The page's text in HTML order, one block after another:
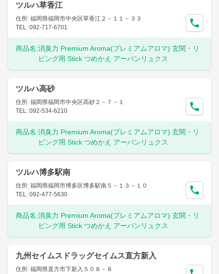
ツルハ草香江
住所: 福岡県福岡市中央区草香江２－１１－３３
TEL: 092-717-6701
商品名:消臭力 Premium Aroma(プレミアムアロマ) 玄関・リ
ビング用 Stick つめかえ アーバンリュクス
ツルハ高砂
住所: 福岡県福岡市中央区高砂２－７－１
TEL: 092-534-6210
商品名:消臭力 Premium Aroma(プレミアムアロマ) 玄関・リ
ビング用 Stick つめかえ アーバンリュクス
ツルハ博多駅南
住所: 福岡県福岡市博多区博多駅南５－１３－１０
TEL: 092-477-5630
商品名:消臭力 Premium Aroma(プレミアムアロマ) 玄関・リ
ビング用 Stick つめかえ アーバンリュクス
九州セイムスドラッグセイムス直方新入
住所: 福岡県直方市下新入５０８－８